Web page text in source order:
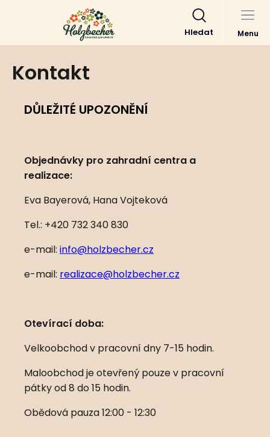
Hledat Menu
Kontakt
DŮLEŽITÉ UPOZONĚNÍ
Objednávky pro zahradní centra a
realizace:
Eva Bayerová, Hana Vojteková
Tel.: +420 732 340 830
e-mail: info@holzbecher.cz
e-mail: realizace@holzbecher.cz
Otevírací doba:
Velkoobchod v pracovní dny 7-15 hodin.
Maloobchod je otevřený pouze v pracovní
pátky od 8 do 15 hodin.
Obědová pauza 12:00 - 12:30